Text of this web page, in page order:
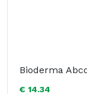
Bioderma
€ 14.34